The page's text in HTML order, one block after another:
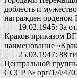
доблесть и
награжден орденом
19.02.1945: За
Краков приказом
наименование
25.03.1947: 88
Центральной
СССР № орг/1/4/